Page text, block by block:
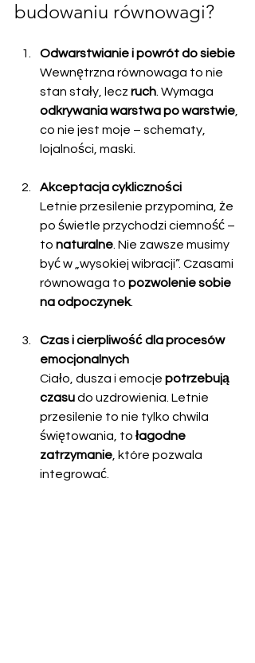
budowaniu równowagi?
Odwarstwianie i powrót do siebie
Wewnętrzna równowaga to nie
stan stały, lecz ruch . Wymaga
odkrywania warstwa po warstwie
co nie jest moje – schematy,
lojalności, maski.
Akceptacja cykliczności
Letnie przesilenie przypomina, że
po świetle przychodzi ciemność –
to naturalne . Nie zawsze musimy
być w „wysokiej wibracji”. Czasami
równowaga to pozwolenie sobie
na odpoczynek.
Czas i cierpliwość dla procesów
emocjonalnych
Ciało, dusza i emocje potrzebują
czasu do uzdrowienia. Letnie
przesilenie to nie tylko chwila
świętowania, to łagodne
zatrzymanie , które pozwala
integrować.